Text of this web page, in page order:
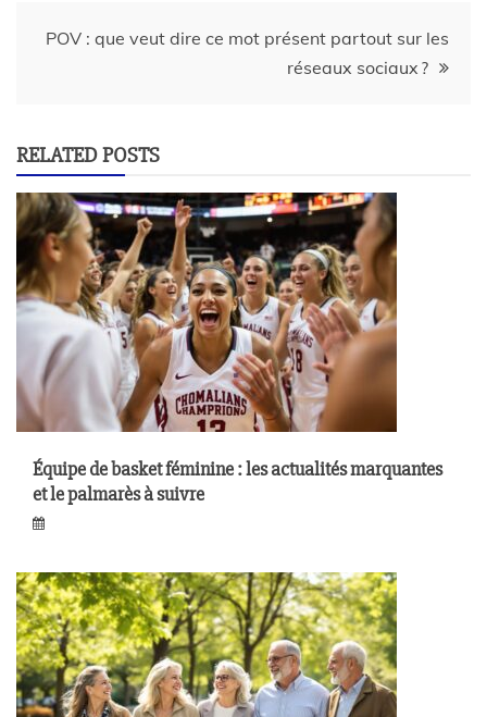
POV : que veut dire ce mot présent partout sur les
réseaux sociaux ?
RELATED POSTS
Équipe de basket féminine : les actualités marquantes
et le palmarès à suivre